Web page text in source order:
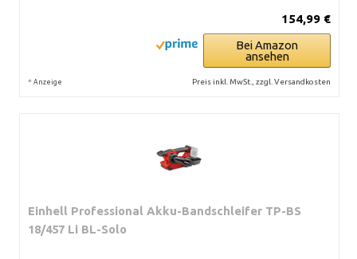
154,99 €
Bei Amazon
ansehen
* Anzeige Preis inkl. MwSt., zzgl. Versandkosten
Einhell Professional Akku-Bandschleifer TP-BS
18/457 Li BL-Solo